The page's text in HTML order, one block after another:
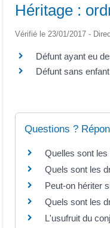
Héritage :
Vérifié le 23/01/2017 -
Défunt ayant eu
Défunt sans enfant
Questions ?
Quelles sont les
Quels sont les
Peut-on hériter
Quels sont les
L'usufruit du